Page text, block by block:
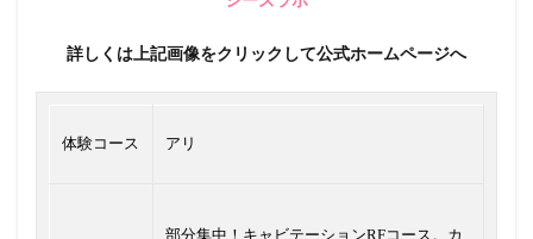
詳しくは上記画像をクリックして公式ホームページへ
体験コース アリ
部分集中！キャビテーションRFコース。カ